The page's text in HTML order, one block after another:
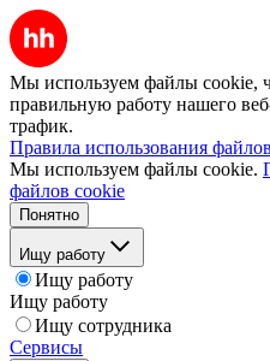
Мы используем файлы cookie,
правильную работу нашего
трафик.
Правила использования
Мы используем файлы cookie.
файлов cookie
Понятно
Ищу работу
Ищу работу
Ищу работу
Ищу сотрудника
Сервисы